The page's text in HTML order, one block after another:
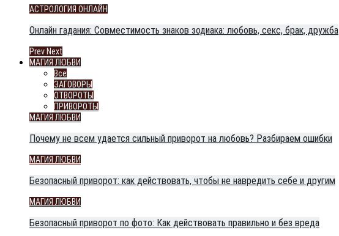
АСТРОЛОГИЯ ОНЛАЙН
Онлайн гадания: Совместимость знаков зодиака: любовь, секс, брак, дружба
Prev Next
МАГИЯ ЛЮБВИ
Все
ЗАГОВОРЫ
ОТВОРОТЫ
ПРИВОРОТЫ
МАГИЯ ЛЮБВИ
Почему не всем удается сильный приворот на любовь? Разбираем ошибки
МАГИЯ ЛЮБВИ
Безопасный приворот: как действовать, чтобы не навредить себе и другим
МАГИЯ ЛЮБВИ
Безопасный приворот по фото: Как действовать правильно и без вреда